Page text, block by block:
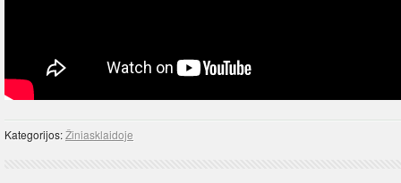
Kategorijos:Žiniasklaidoje